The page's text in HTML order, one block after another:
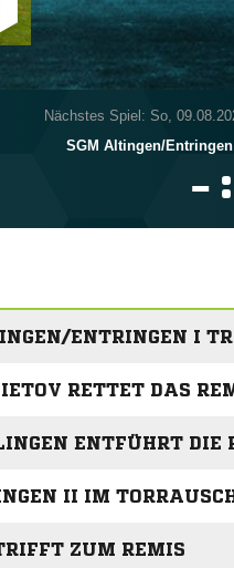
Nächstes Spiel: So,
SGM Altingen/​Entringen I
 :
ENTRINGEN I
RETTET DAS
ENTFÜHRT DIE
II IM
ZUM REMIS